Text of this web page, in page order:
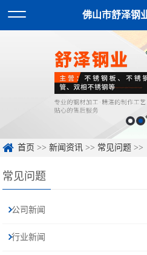
佛山市舒泽钢
首页 >>新闻资讯 >> 常见问题 >>
常见问题
公司新闻
行业新闻